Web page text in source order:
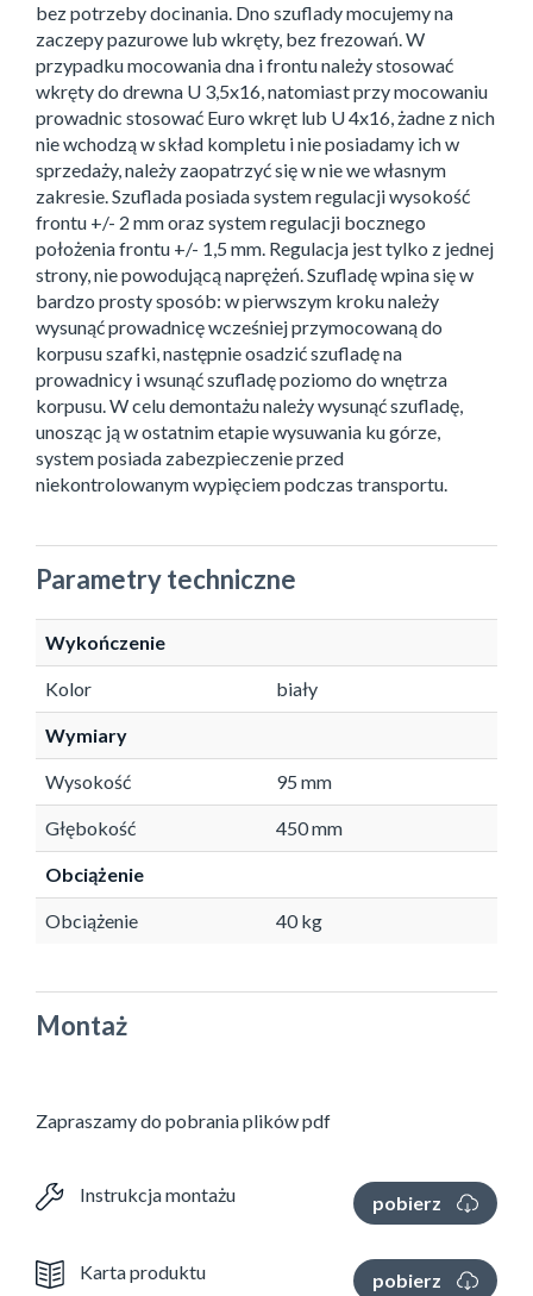
bez potrzeby docinania. Dno szuflady mocujemy na
zaczepy pazurowe lub wkręty, bez frezowań. W
przypadku mocowania dna i frontu należy stosować
wkręty do drewna U 3,5x16, natomiast przy mocowaniu
prowadnic stosować Euro wkręt lub U 4x16, żadne z nich
nie wchodzą w skład kompletu i nie posiadamy ich w
sprzedaży, należy zaopatrzyć się w nie we własnym
zakresie. Szuflada posiada system regulacji wysokość
frontu +/- 2 mm oraz system regulacji bocznego
położenia frontu +/- 1,5 mm. Regulacja jest tylko z jednej
strony, nie powodującą naprężeń. Szufladę wpina się w
bardzo prosty sposób: w pierwszym kroku należy
wysunąć prowadnicę wcześniej przymocowaną do
korpusu szafki, następnie osadzić szufladę na
prowadnicy i wsunąć szufladę poziomo do wnętrza
korpusu. W celu demontażu należy wysunąć szufladę,
unosząc ją w ostatnim etapie wysuwania ku górze,
system posiada zabezpieczenie przed
niekontrolowanym wypięciem podczas transportu.
Parametry techniczne
Wykończenie
Kolor biały
Wymiary
Wysokość 95 mm
Głębokość 450 mm
Obciążenie
Obciążenie 40 kg
Montaż
Zapraszamy do pobrania plików pdf
Instrukcja montażu pobierz
Karta produktu pobierz